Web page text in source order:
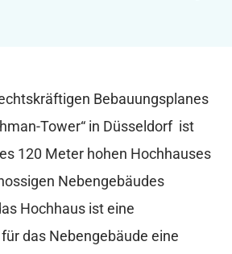
Bebauungsplanes
Tower“ in Düsseldorf ist
120 Meter hohen Hochhauses
Nebengebäudes
Hochhaus ist eine
das Nebengebäude eine